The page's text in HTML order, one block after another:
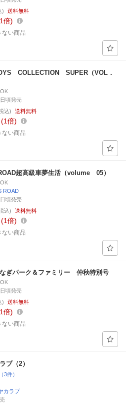
) 送料無料
1倍
ない商品
COLLECTION SUPER（VOL．
頃発売
込) 送料無料
1倍
ない商品
超高級車夢生活（volume 05）
ROAD
頃発売
込) 送料無料
1倍
ない商品
ぎパーク＆ファミリー 仲秋特別号
頃発売
) 送料無料
1倍
ない商品
ブ（2）
（3件）
カラブ